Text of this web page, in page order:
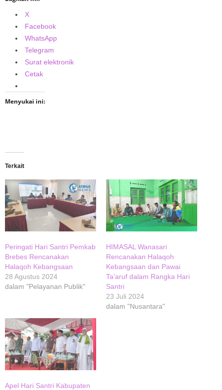
X
Facebook
WhatsApp
Telegram
Surat elektronik
Cetak
Menyukai ini:
Terkait
Peringati Hari Santri Pemkab
Brebes Rencanakan
Halaqoh Kebangsaan
28 Agustus 2024
dalam "Pelayanan Publik"
HIMASAL Wanasari
Rencanakan Halaqoh
Kebangsaan dan Pawai
Ta’aruf dalam Rangka Hari
Santri
23 Juli 2024
dalam "Nusantara"
Apel Hari Santri Kabupaten